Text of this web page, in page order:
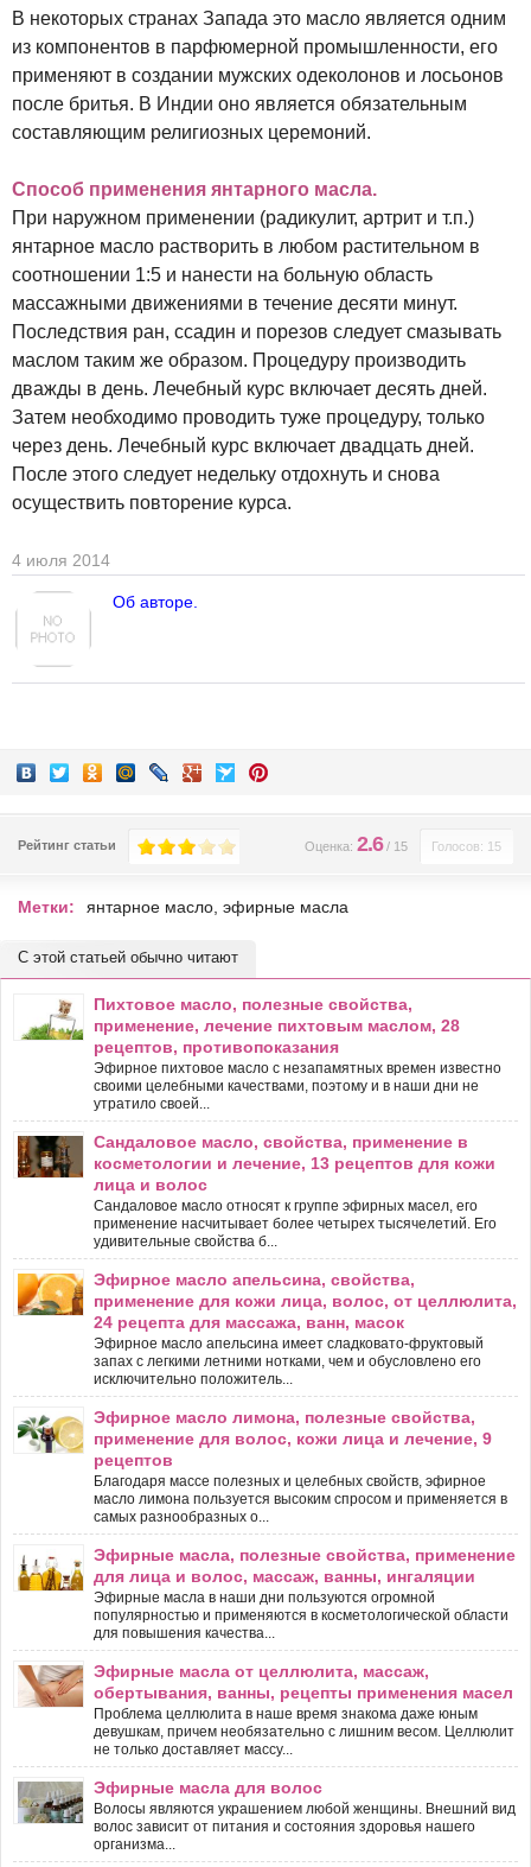
В некоторых странах Запада это масло является одним
из компонентов в парфюмерной промышленности, его
применяют в создании мужских одеколонов и лосьонов
после бритья. В Индии оно является обязательным
составляющим религиозных церемоний.
Способ применения янтарного масла.
При наружном применении (радикулит, артрит и т.п.)
янтарное масло растворить в любом растительном в
соотношении 1:5 и нанести на больную область
массажными движениями в течение десяти минут.
Последствия ран, ссадин и порезов следует смазывать
маслом таким же образом. Процедуру производить
дважды в день. Лечебный курс включает десять дней.
Затем необходимо проводить туже процедуру, только
через день. Лечебный курс включает двадцать дней.
После этого следует недельку отдохнуть и снова
осуществить повторение курса.
4 июля 2014
Об авторе.
Рейтинг статьи Голосов: 15
Оценка: 2.6/ 15
Метки: янтарное масло эфирные масла
С этой статьей обычно читают
Пихтовое масло, полезные свойства,
применение, лечение пихтовым маслом, 28
рецептов, противопоказания
Эфирное пихтовое масло с незапамятных времен известно
своими целебными качествами, поэтому и в наши дни не
утратило своей...
Сандаловое масло, свойства, применение в
косметологии и лечение, 13 рецептов для кожи
лица и волос
Сандаловое масло относят к группе эфирных масел, его
применение насчитывает более четырех тысячелетий. Его
удивительные свойства б...
Эфирное масло апельсина, свойства,
применение для кожи лица, волос, от целлюлита,
24 рецепта для массажа, ванн, масок
Эфирное масло апельсина имеет сладковато-фруктовый
запах с легкими летними нотками, чем и обусловлено его
исключительно положитель...
Эфирное масло лимона, полезные свойства,
применение для волос, кожи лица и лечение, 9
рецептов
Благодаря массе полезных и целебных свойств, эфирное
масло лимона пользуется высоким спросом и применяется в
самых разнообразных о...
Эфирные масла, полезные свойства, применение
для лица и волос, массаж, ванны, ингаляции
Эфирные масла в наши дни пользуются огромной
популярностью и применяются в косметологической области
для повышения качества...
Эфирные масла от целлюлита, массаж,
обертывания, ванны, рецепты применения масел
Проблема целлюлита в наше время знакома даже юным
девушкам, причем необязательно с лишним весом. Целлюлит
не только доставляет массу...
Эфирные масла для волос
Волосы являются украшением любой женщины. Внешний вид
волос зависит от питания и состояния здоровья нашего
организма...